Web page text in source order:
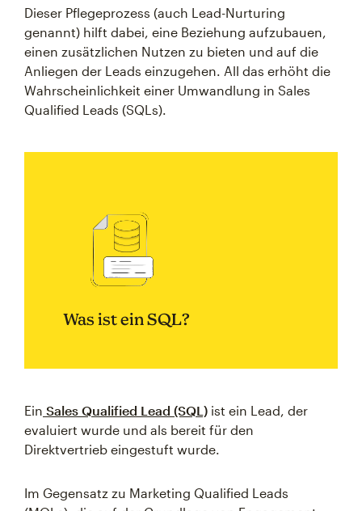
Dieser Pflegeprozess (auch Lead-Nurturing
genannt) hilft dabei, eine Beziehung aufzubauen,
einen zusätzlichen Nutzen zu bieten und auf die
Anliegen der Leads einzugehen. All das erhöht die
Wahrscheinlichkeit einer Umwandlung in Sales
Qualified Leads (SQLs).
Was ist ein SQL?
Ein Sales Qualified Lead (SQL) ist ein Lead, der
evaluiert wurde und als bereit für den
Direktvertrieb eingestuft wurde.
Im Gegensatz zu Marketing Qualified Leads